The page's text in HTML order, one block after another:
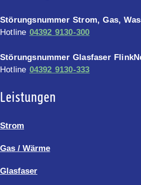
Störungsnummer Strom, Gas,
Hotline 04392 9130-300
Störungsnummer Glasfaser
Hotline 04392 9130-333
Leistungen
Strom
Gas / Wärme
Glasfaser